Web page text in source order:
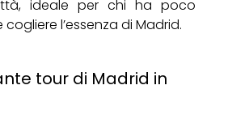
ideale per chi ha poco
l’essenza di Madrid.
tour di Madrid in